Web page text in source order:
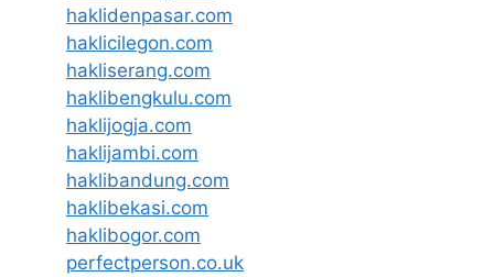
haklidenpasar.com
haklicilegon.com
hakliserang.com
haklibengkulu.com
haklijogja.com
haklijambi.com
haklibandung.com
haklibekasi.com
haklibogor.com
perfectperson.co.uk